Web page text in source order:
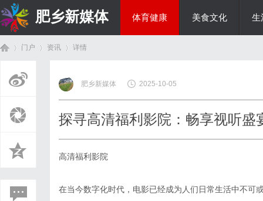
肥乡新媒体 体育健康 美食文化 生
门户 资讯
›
详情
肥乡新媒体 2025-10-05
探寻高清福利影院：畅享视听盛
高清福利影院
在当今数字化时代，电影已经成为人们日常生活中不可